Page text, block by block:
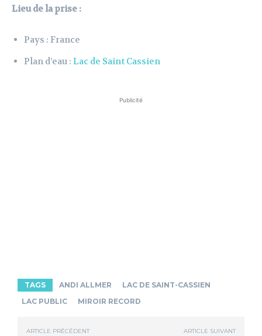
Lieu de la prise :
Pays : France
Plan d’eau : Lac de Saint Cassien
Publicité
TAGS ANDI ALLMER
LAC DE SAINT-CASSIEN
LAC PUBLIC
MIROIR RECORD
ARTICLE PRÉCÉDENT ARTICLE SUIVANT